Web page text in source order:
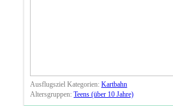
Ausflugsziel Kategorien:Kartbahn
Altersgruppen:Teens (über 10 Jahre)